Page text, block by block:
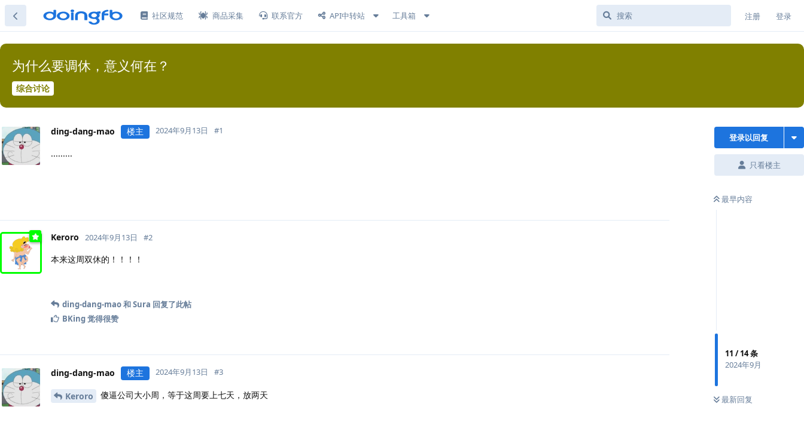
社区规范 商品采集 联系官方 API中转站 工具箱 注册 登录
综合讨论
为什么要调休，意义何在？
登录以回复
只看楼主
最早内容
11 /14条
2024年9月
最新回复
ding-dang-mao 楼主 2024年9月13日 #1
.........
Keroro 2024年9月13日 #2
本来这周双休的！！！！
ding-dang-mao和Sura 回复了此帖
BKing觉得很赞
ding-dang-mao 楼主 2024年9月13日 #3
Keroro 傻逼公司大小周，等于这周要上七天，放两天